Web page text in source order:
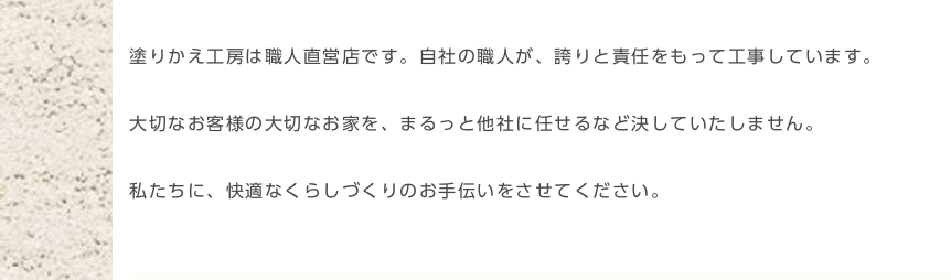
塗りかえ工房は職人直営店です。自社の職人が、誇りと責任をもって工事しています。
大切なお客様の大切なお家を、まるっと他社に任せるなど決していたしません。
私たちに、快適なくらしづくりのお手伝いをさせてください。